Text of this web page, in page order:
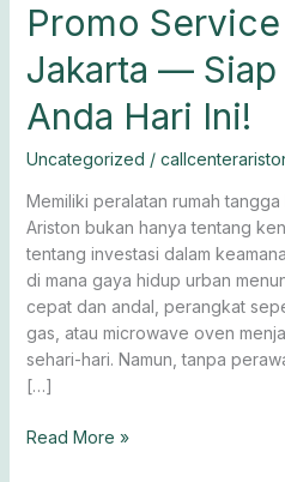
Promo
Jakarta — Siap
Anda Hari Ini!
Uncategorized /
Memiliki peralatan rumah
Ariston bukan hanya tentang
tentang investasi dalam
di mana gaya hidup urban
cepat dan andal, perangkat
gas, atau microwave oven
sehari-hari. Namun, tanpa
[…]
Promo
Service
Ariston
—
ke
Rumah
Anda
Hari
Ini!
Read More »